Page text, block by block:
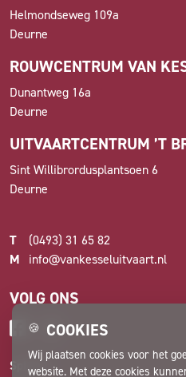
Helmondseweg 109a
Deurne
ROUWCENTRUM VAN
Dunantweg 16a
Deurne
UITVAARTCENTRUM ’T
Sint Willibrordusplantsoen 6
Deurne
T
(0493) 31 65 82
M
info@vankesseluitvaart.nl
VOLG ONS
Spiegel
🍪 COOKIES
Wij plaatsen cookies voor het
website. Met deze cookies